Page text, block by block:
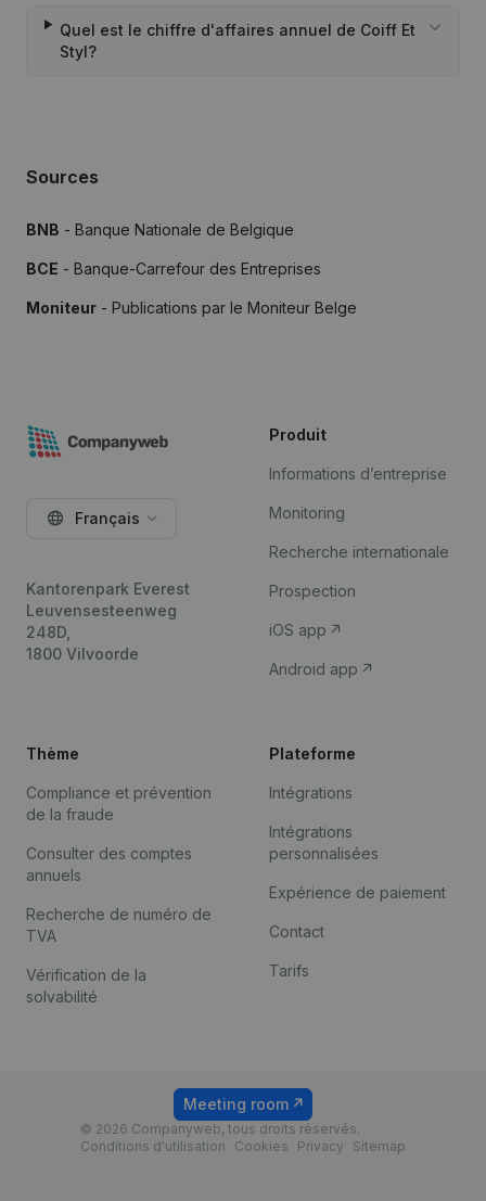
Quel est le chiffre d'affaires annuel de Coiff Et
Styl?
Sources
BNB - Banque Nationale de Belgique
BCE - Banque-Carrefour des Entreprises
Moniteur - Publications par le Moniteur Belge
Français
Kantorenpark Everest
Leuvensesteenweg
248D,
1800 Vilvoorde
Produit
Informations d’entreprise
Monitoring
Recherche internationale
Prospection
iOS app
Android app
Thème
Compliance et prévention
de la fraude
Consulter des comptes
annuels
Recherche de numéro de
TVA
Vérification de la
solvabilité
Plateforme
Intégrations
Intégrations
personnalisées
Expérience de paiement
Contact
Tarifs
© 2026 Companyweb, tous droits réservés.
Conditions d'utilisation
Cookies Privacy Sitemap
Meeting room